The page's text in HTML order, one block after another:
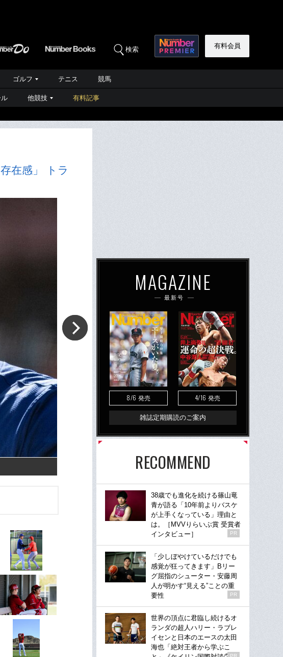
検索 有料会員
ゴルフ テニス 競馬
他競技 有料記事
在感」 トラ
MAGAZINE
最新号
8/6 発売 4/16 発売
雑誌定期購読のご案内
RECOMMEND
38歳でも進化を続ける篠山竜
青が語る「10年前よりバスケ
が上手くなっている」理由と
は。［MVVりらいぶ賞 受賞者
インタビュー］
PR
「少しぼやけているだけでも
感覚が狂ってきます」Bリー
グ屈指のシューター・安藤周
人が明かす“見える”ことの重
要性
PR
世界の頂点に君臨し続けるオ
ランダの超人ハリー・ラブレ
イセンと日本のエースの太田
海也「絶対王者から学ぶこ
PR